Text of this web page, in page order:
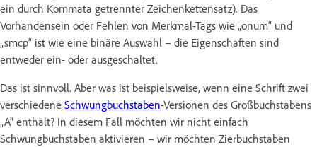
ein durch Kommata getrennter Zeichenkettensatz). Das
Vorhandensein oder Fehlen von Merkmal-Tags wie „onum“ und
„smcp“ ist wie eine binäre Auswahl – die Eigenschaften sind
entweder ein- oder ausgeschaltet.
Das ist sinnvoll. Aber was ist beispielsweise, wenn eine Schrift zwei
verschiedene Schwungbuchstaben-Versionen des Großbuchstabens
„A“ enthält? In diesem Fall möchten wir nicht einfach
Schwungbuchstaben aktivieren – wir möchten Zierbuchstaben